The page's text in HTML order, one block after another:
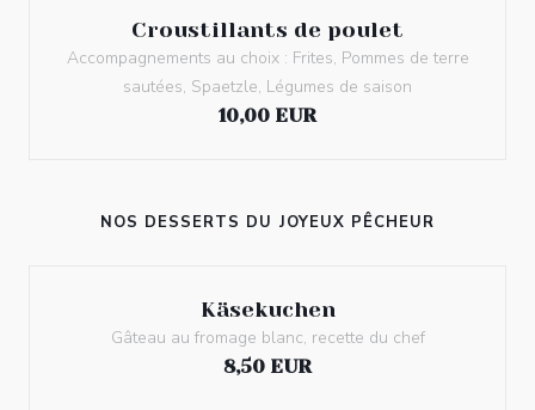
Croustillants de poulet
Accompagnements au choix : Frites, Pommes de terre
sautées, Spaetzle, Légumes de saison
10,00 EUR
NOS DESSERTS DU JOYEUX PÊCHEUR
Käsekuchen
Gâteau au fromage blanc, recette du chef
8,50 EUR